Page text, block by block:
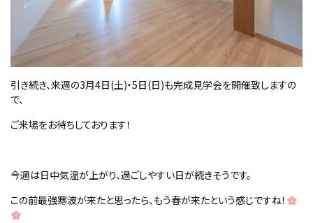
引き続き、来週の3月4日(土)・5日(日)も完成見学会を開催致しますの
で、
ご来場をお待ちしております！
今週は日中気温が上がり、過ごしやすい日が続きそうです。
この前最強寒波が来たと思ったら、もう春が来たという感じですね！